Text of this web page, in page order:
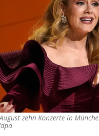
zehn Konzerte in